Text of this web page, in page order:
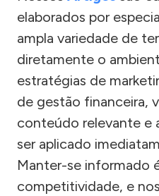
elaborados por
ampla variedade de
diretamente o
estratégias de
de gestão financeira,
conteúdo relevante e
ser aplicado
Manter-se informado
competitividade, e